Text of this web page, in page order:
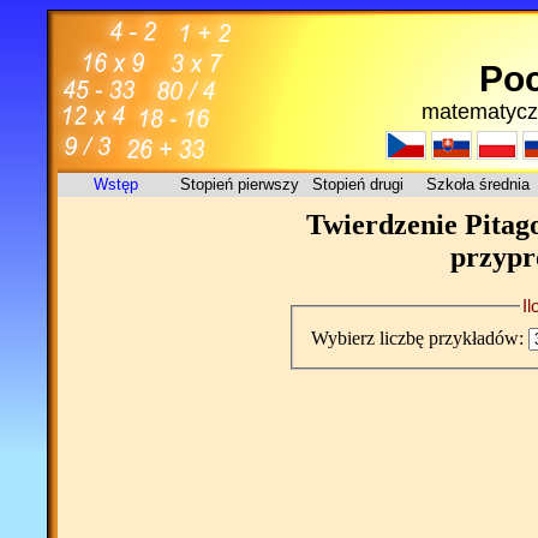
Wstęp Stopień pierwszy Stopień drugi Szkoła średnia
Twierdzenie
Wybierz liczbę przykładów: